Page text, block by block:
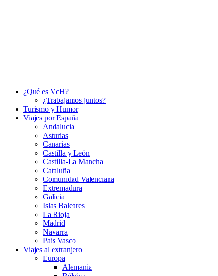
¿Qué es VcH?
¿Trabajamos juntos?
Turismo y Humor
Viajes por España
Andalucia
Asturias
Canarias
Castilla y León
Castilla-La Mancha
Cataluña
Comunidad Valenciana
Extremadura
Galicia
Islas Baleares
La Rioja
Madrid
Navarra
Pais Vasco
Viajes al extranjero
Europa
Alemania